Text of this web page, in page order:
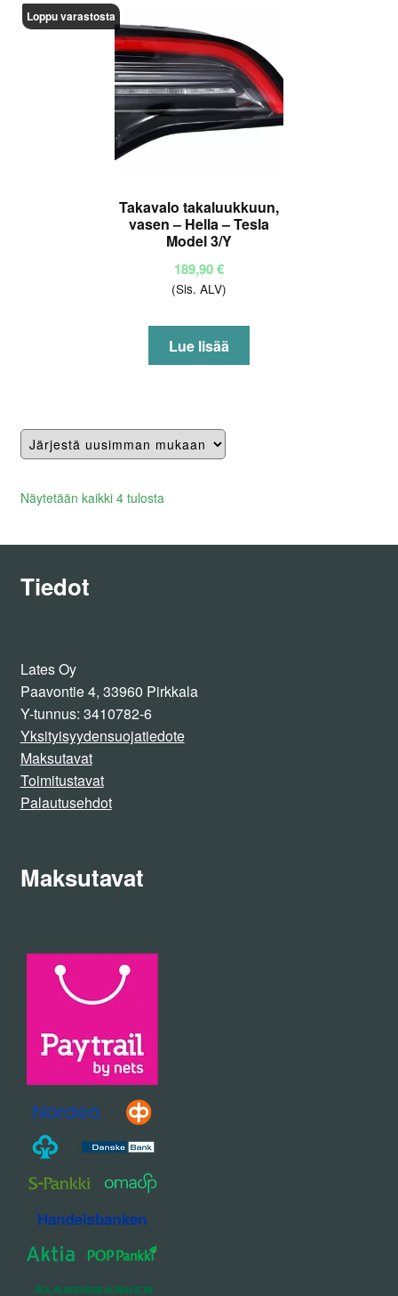
Loppu varastosta
Takavalo takaluukkuun,
vasen – Hella – Tesla
Model 3/Y
189,90€
(Sis. ALV)
Lue lisää
Näytetään kaikki 4 tulostaLajiteltu
Tiedot
Lates Oy
Paavontie 4, 33960 Pirkkala
Y-tunnus: 3410782-6
Yksityisyydensuojatiedote
Maksutavat
Toimitustavat
Palautusehdot
Maksutavat